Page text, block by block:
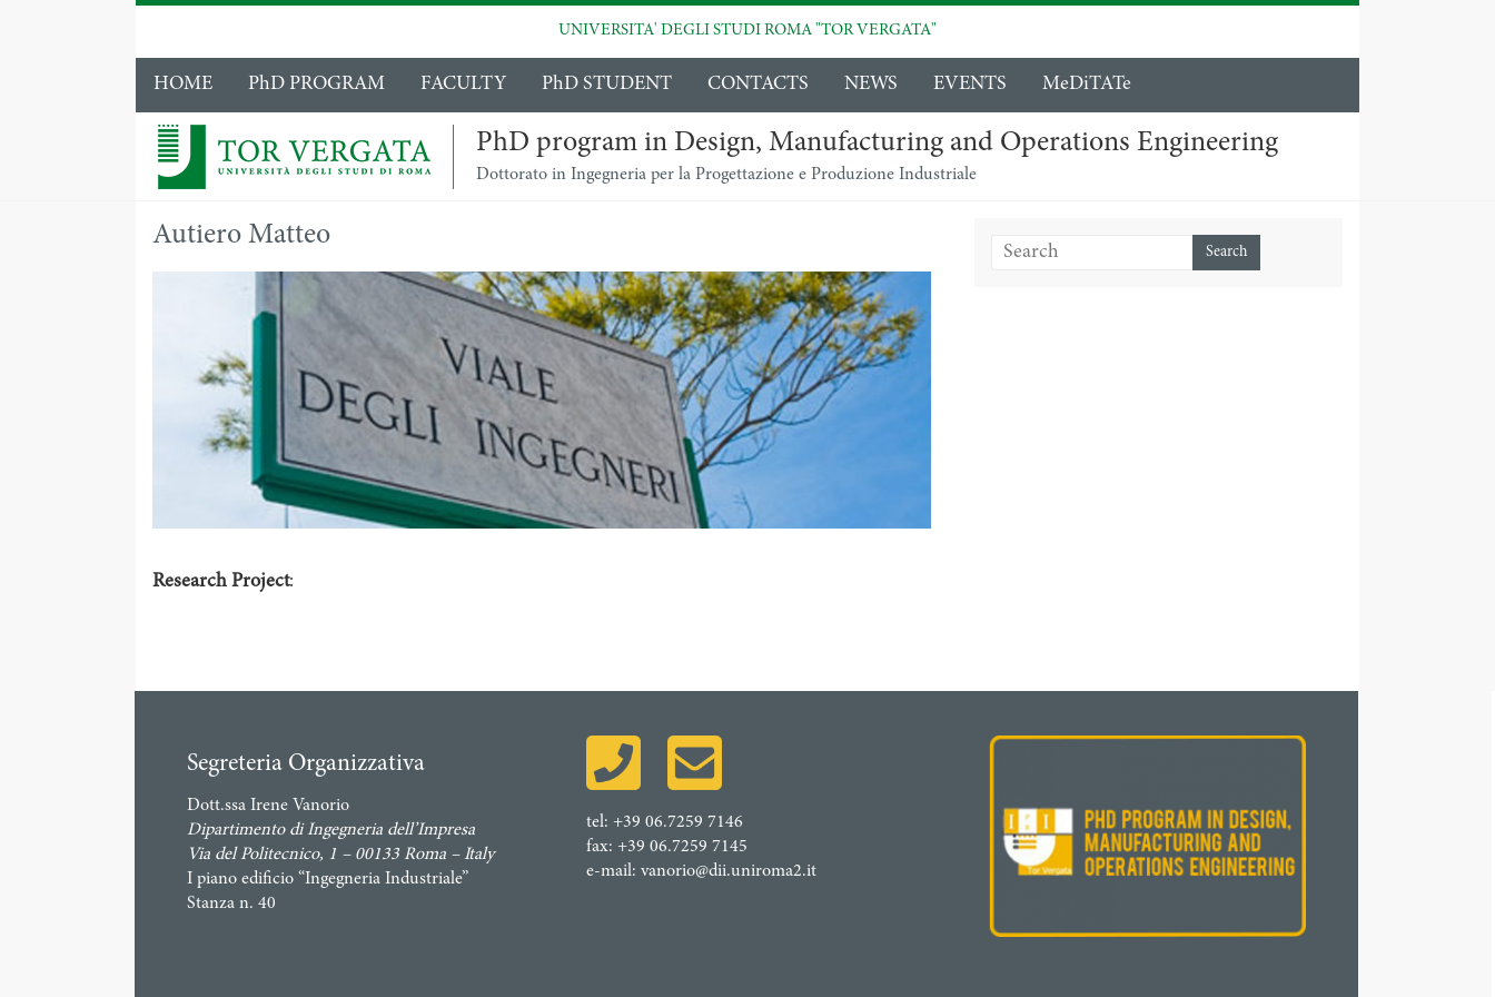
UNIVERSITA' DEGLI STUDI ROMA "TOR VERGATA"
HOME PhD PROGRAM FACULTY PhD STUDENT CONTACTS NEWS EVENTS MeDiTATe
PhD program in Design, Manufacturing and Operations Engineering
Dottorato in Ingegneria per la Progettazione e Produzione Industriale
Autiero Matteo
Research Project:
Segreteria Organizzativa
Dott.ssa Irene Vanorio
Dipartimento di Ingegneria dell’Impresa
Via del Politecnico, 1 – 00133 Roma – Italy
I piano edificio “Ingegneria Industriale”
Stanza n. 40
tel: +39 06.7259 7146
fax: +39 06.7259 7145
e-mail:vanorio@dii.uniroma2.it